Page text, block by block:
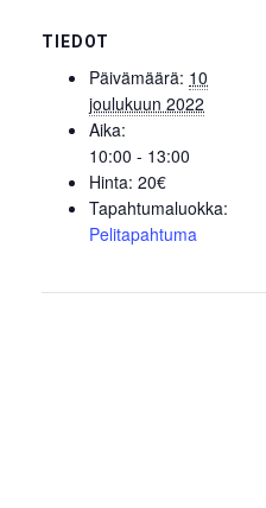
TIEDOT
Päivämäärä: 10
joulukuun 2022
Aika:
10:00 - 13:00
Hinta: 20€
Tapahtumaluokka:
Pelitapahtuma